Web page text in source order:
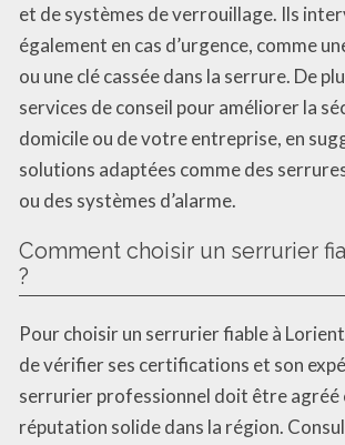
et de systèmes de verrouillage. Ils
également en cas d’urgence, comme
ou une clé cassée dans la serrure. De
services de conseil pour améliorer la
domicile ou de votre entreprise, en
solutions adaptées comme des
ou des systèmes d’alarme.
Comment choisir un serrurier
?
Pour choisir un serrurier fiable à
de vérifier ses certifications et son
serrurier professionnel doit être agréé
réputation solide dans la région.